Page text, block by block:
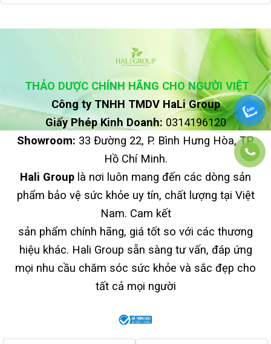
THẢO DƯỢC CHÍNH HÃNG CHO NGƯỜI VIỆT
Công ty TNHH TMDV HaLi Group
Giấy Phép Kinh Doanh: 0314196120
Showroom: 33 Đường 22, P. Bình Hưng Hòa, TP.
Hồ Chí Minh.
Hali Group là nơi luôn mang đến các dòng sản
phẩm bảo vệ sức khỏe uy tín, chất lượng tại Việt
Nam. Cam kết
sản phẩm chính hãng, giá tốt so với các thương
hiệu khác. Hali Group sẵn sàng tư vấn, đáp ứng
mọi nhu cầu chăm sóc sức khỏe và sắc đẹp cho
tất cả mọi người